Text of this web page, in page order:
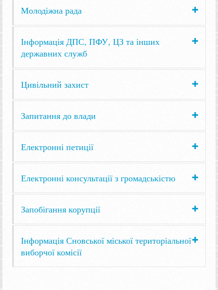
Молодіжна рада
Інформація ДПС, ПФУ, ЦЗ та інших
державних служб
Цивільний захист
Запитання до влади
Електронні петиції
Електронні консультації з громадськістю
Запобігання корупції
Інформація Сновської міської територіальної
виборчої комісії